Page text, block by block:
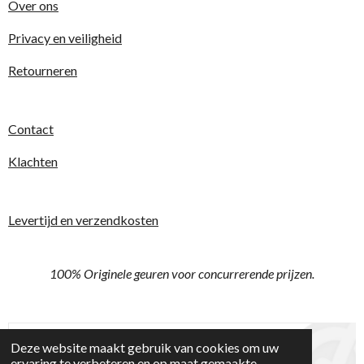
Deze website maakt gebruik van cookies om uw
s
t
r
n
e
n n n n
Over ons
Privacy en veiligheid
Retourneren
Contact
Klachten
Levertijd en verzendkosten
100% Originele geuren voor concurrerende prijzen.